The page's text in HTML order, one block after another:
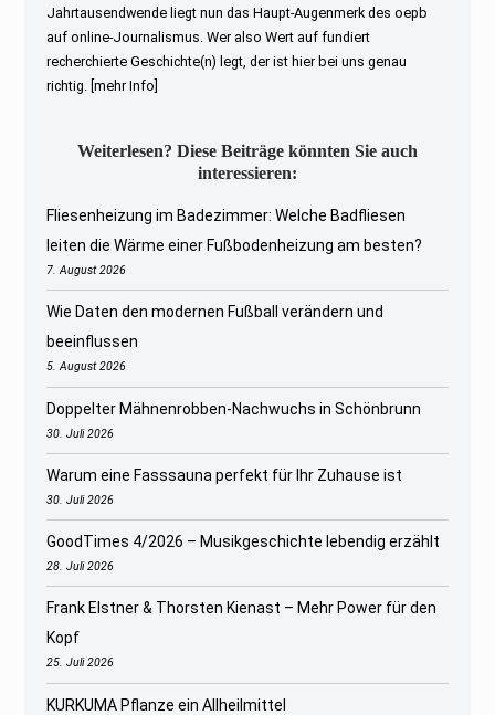
Jahrtausendwende liegt nun das Haupt-Augenmerk des oepb
auf online-Journalismus. Wer also Wert auf fundiert
recherchierte Geschichte(n) legt, der ist hier bei uns genau
richtig.
[mehr Info]
Weiterlesen? Diese Beiträge könnten Sie auch
interessieren:
Fliesenheizung im Badezimmer: Welche Badfliesen
leiten die Wärme einer Fußbodenheizung am besten?
7. August 2026
Wie Daten den modernen Fußball verändern und
beeinflussen
5. August 2026
Doppelter Mähnenrobben-Nachwuchs in Schönbrunn
30. Juli 2026
Warum eine Fasssauna perfekt für Ihr Zuhause ist
30. Juli 2026
GoodTimes 4/2026 – Musikgeschichte lebendig erzählt
28. Juli 2026
Frank Elstner & Thorsten Kienast – Mehr Power für den
Kopf
25. Juli 2026
KURKUMA Pflanze ein Allheilmittel